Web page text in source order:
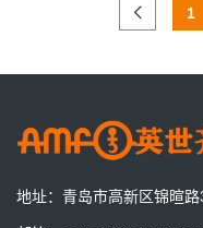
1
地址： 青岛市高新区锦暄路
更好的适应工业4.0的要求
实现加工的柔性化和自动化
AMF德国将展出最新零点
德国AMB机床工具展
一套预调站一天到底能节